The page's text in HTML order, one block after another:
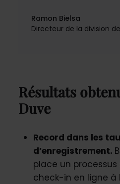
Ramon Bielsa
Directeur de la division
Résultats
Duve
Record dans les
d’enregistrement.
place un
check-in en ligne à